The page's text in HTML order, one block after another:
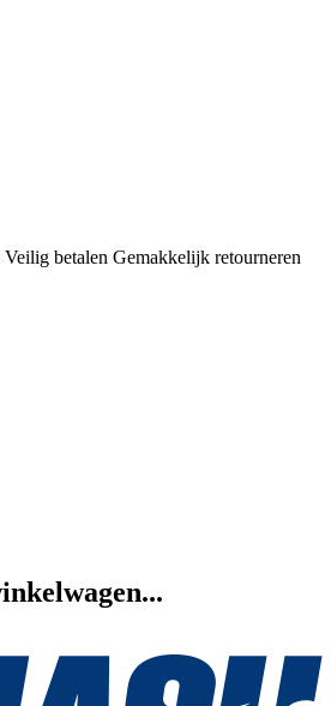
Veilig betalen Gemakkelijk retourneren